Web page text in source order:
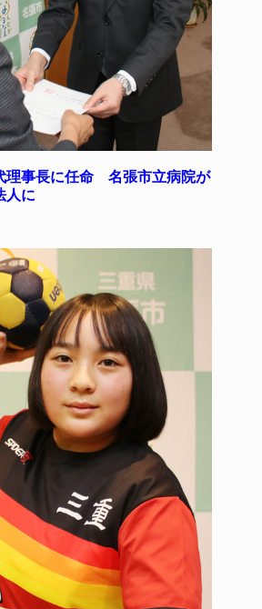
理事長に任命 名張市立病院が
人に